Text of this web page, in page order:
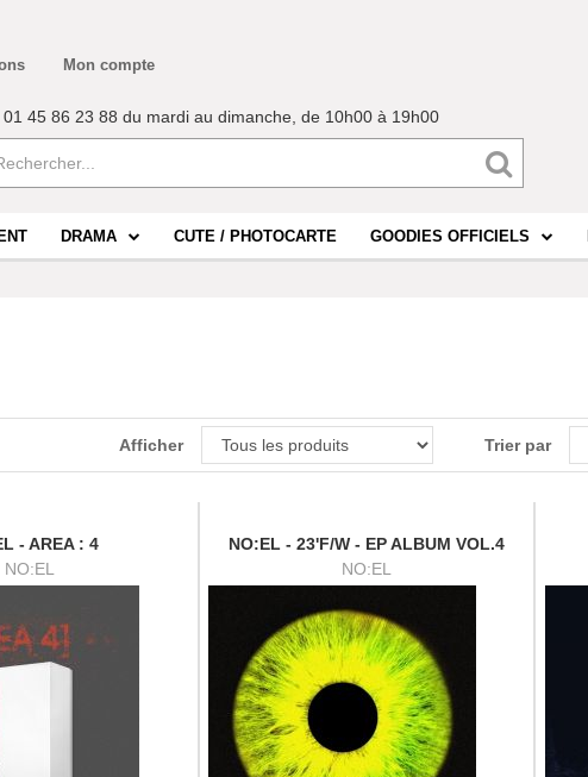
Mon compte
45 86 23 88 du mardi au dimanche, de 10h00 à 19h00
DRAMA CUTE / PHOTOCARTE GOODIES OFFICIELS
Afficher Trier par
- AREA : 4
NO:EL
NO:EL - 23'F/W - EP ALBUM VOL.4
NO:EL